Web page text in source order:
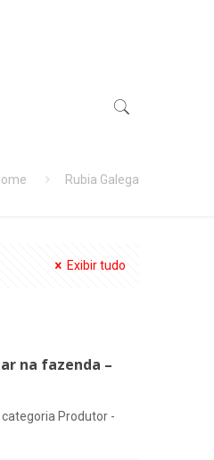
Rubia Galega
Exibir tudo
na fazenda –
Produtor -